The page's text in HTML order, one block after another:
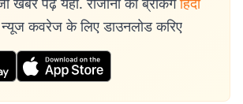
कवरेज के लिए डाउनलोड करिए